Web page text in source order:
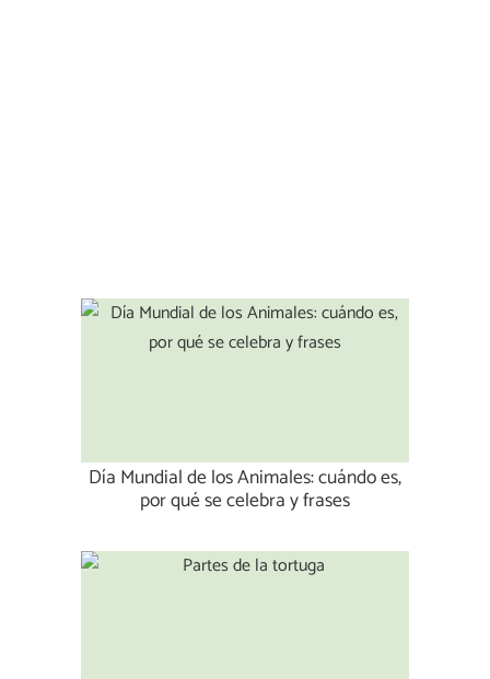
Día Mundial de los Animales: cuándo es,
por qué se celebra y frases